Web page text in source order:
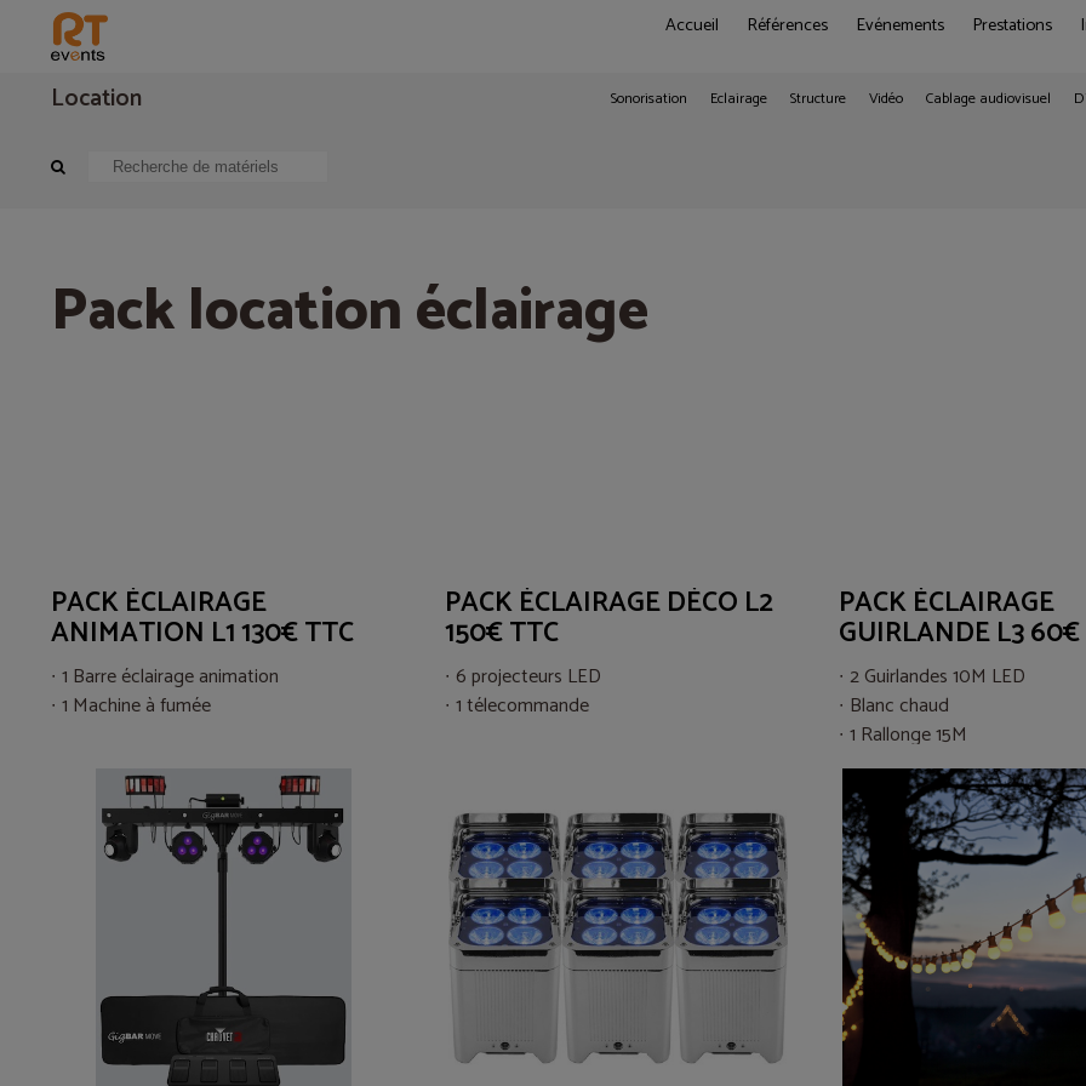
Accueil Références Evénements Prestations
Location Sonorisation Eclairage Structure Vidéo Cablage audiovisuel
Pack complet Pack éclairage
Pack location éclairage
PACK ÉCLAIRAGE
ANIMATION L1 130€ TTC
1 Barre éclairage animation
1 Machine à fumée
PACK ÉCLAIRAGE DÉCO L2
150€ TTC
6 projecteurs LED
1 télecommande
PACK ÉCLAIRAGE
GUIRLANDE L3
2 Guirlandes 10M LED
Blanc chaud
1 Rallonge 15M